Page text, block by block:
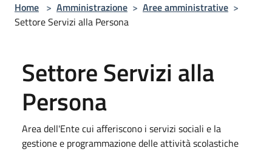
Home > Amministrazione > Aree amministrative >
Settore Servizi alla Persona
Settore Servizi alla
Persona
Area dell'Ente cui afferiscono i servizi sociali e la
gestione e programmazione delle attività scolastiche